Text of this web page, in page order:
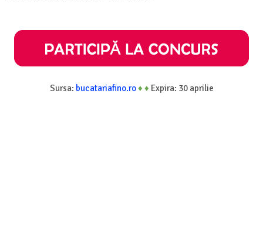
Sursa: bucatariafino.ro♦ ♦ Expira: 30 aprilie